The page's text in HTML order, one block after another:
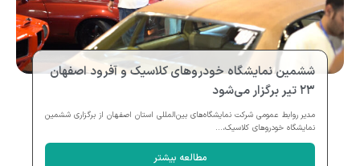
ششمین نمایشگاه خودروهای کلاسیک و آفرود اصفهان
۲۳ تیر برگزار می‌شود
مدیر روابط عمومی شرکت نمایشگاه‌های بین‌المللی استان اصفهان از برگزاری ششمین
نمایشگاه خودروهای کلاسیک،...
مطالعه بیشتر